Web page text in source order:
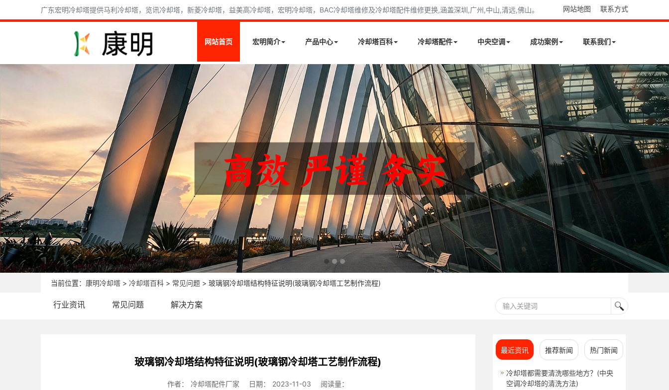
广东宏明冷却塔提供马利冷却塔，览讯冷却塔，新菱冷却塔，益美高冷却塔，宏明冷却塔，BAC冷却塔维修及冷却塔配件维修更换,涵盖深圳,广州,中山,清远,佛山。 网站地图 联系方式
网站首页 宏明简介 产品中心 冷却塔百科 冷却塔配件 中央空调 成功案例 联系我们
当前位置： 康明冷却塔 > 冷却塔百科 > 常见问题 > 玻璃钢冷却塔结构特征说明(玻璃钢冷却塔工艺制作流程)
行业资讯 常见问题 解决方案
玻璃钢冷却塔结构特征说明(玻璃钢冷却塔工艺制作流程)
作者： 冷却塔配件厂家 日期： 2023-11-03 阅读量：
最近资讯 推荐新闻 热门新闻
冷却塔都需要清洗哪些地方？(中央
空调冷却塔的清洗方法)